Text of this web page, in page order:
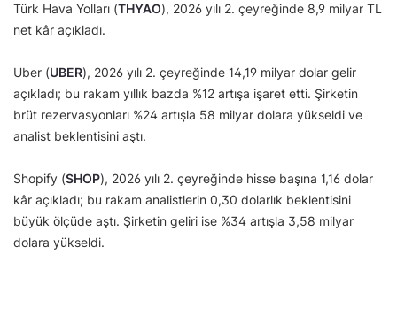
Türk Hava Yolları (THYAO), 2026 yılı 2. çeyreğinde 8,9 milyar TL
net kâr açıkladı.
Uber (UBER), 2026 yılı 2. çeyreğinde 14,19 milyar dolar gelir
açıkladı; bu rakam yıllık bazda %12 artışa işaret etti. Şirketin
brüt rezervasyonları %24 artışla 58 milyar dolara yükseldi ve
analist beklentisini aştı.
Shopify (SHOP), 2026 yılı 2. çeyreğinde hisse başına 1,16 dolar
kâr açıkladı; bu rakam analistlerin 0,30 dolarlık beklentisini
büyük ölçüde aştı. Şirketin geliri ise %34 artışla 3,58 milyar
dolara yükseldi.